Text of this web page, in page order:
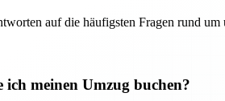
auf die häufigsten Fragen rund um
ich meinen Umzug buchen?